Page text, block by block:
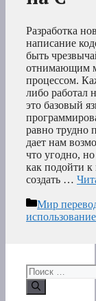
Разработка
написание
быть
отнимающим
процессом.
либо работал
это базовый
равно трудно
дает нам
что угодно,
как подойти к
создать …
Рубрики
Мир
Поиск: